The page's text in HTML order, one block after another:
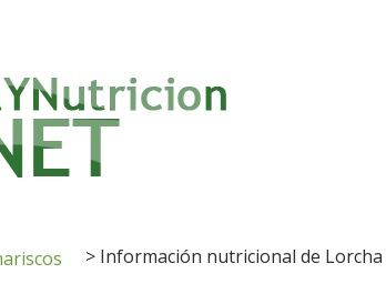
> Información nutricional de